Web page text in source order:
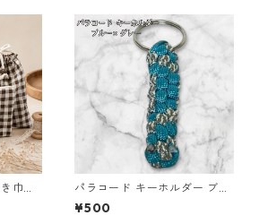
巾
セッ
ンド
パラコード キーホルダー ブル
ー グレー 編み込み s20
¥500